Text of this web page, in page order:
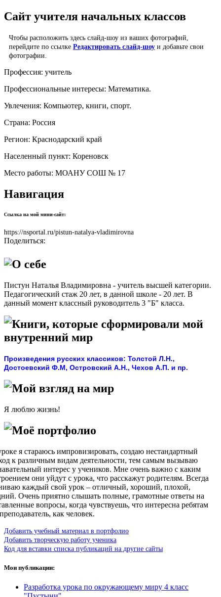
Сайт учителя начальных классов
Чтобы расположить здесь слайд-шоу из ваших фотографий,
перейдите по ссылке Редактировать слайд-шоу и добавьте свои
фотографии.
Профессия: учитель
Профессиональные интересы: Математика.
Увлечения: Компьютер, книги, спорт.
Страна: Россия
Регион: Краснодарский край
Населенный пункт: Кореновск
Место работы: МОАНУ СОШ № 17
Навигация
Ссылка на мой мини-сайт:
https://nsportal.ru/pistun-natalya-vladimirovna
Поделиться:
О себе
Пистун Наталья Владимировна - учитель высшей категории.
Педагогический стаж 20 лет, в данной школе - 20 лет. В
данный момент классный руководитель 3 "Б" класса.
Книги, которые сформировали мой
внутренний мир
Произведения русских классиков: Толстой Л.Н.,
Достоевский Ф.М, Островский А.Н., Чехов А.П. и пр.
Мой взгляд на мир
Я люблю жизнь!
Моё портфолио
я стараюсь импровизировать, создаю нестандартный
к различным видам деятельности, тем самым вызываю
интерес у учеников. Мне очень важно с каким
они уйдут с урока, что расскажут родителям. Всегда
каждый свой урок – отличный, хороший, плохой,
Очень приятно слышать полные, грамотные ответы на
вопросы, когда чувствуешь, что интересна ребятам
как человек.
Добавить учебный материал в портфолио
Добавить творческую работу ученика
Код для вставки списка публикаций на другие сайты
Мои публикации:
Разработка урока по окружающему миру 4 класс